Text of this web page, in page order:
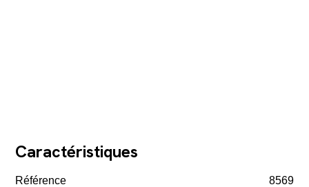
Caractéristiques
Référence 8569